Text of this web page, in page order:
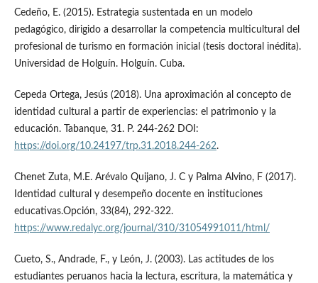
Cedeño, E. (2015). Estrategia sustentada en un modelo
pedagógico, dirigido a desarrollar la competencia multicultural del
profesional de turismo en formación inicial (tesis doctoral inédita).
Universidad de Holguín. Holguín. Cuba.
Cepeda Ortega, Jesús (2018). Una aproximación al concepto de
identidad cultural a partir de experiencias: el patrimonio y la
educación. Tabanque, 31. P. 244-262 DOI:
https://doi.org/10.24197/trp.31.2018.244-262.
Chenet Zuta, M.E. Arévalo Quijano, J. C y Palma Alvino, F (2017).
Identidad cultural y desempeño docente en instituciones
educativas.Opción, 33(84), 292-322.
https://www.redalyc.org/journal/310/31054991011/html/
Cueto, S., Andrade, F., y León, J. (2003). Las actitudes de los
estudiantes peruanos hacia la lectura, escritura, la matemática y